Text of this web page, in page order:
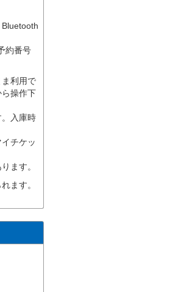
約番号
ま利用で
操作下
入庫時
チケッ
ます。
ます。